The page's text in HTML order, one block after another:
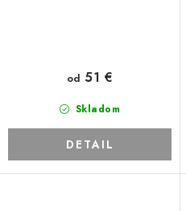
Skladom
od 51 €
DETAIL